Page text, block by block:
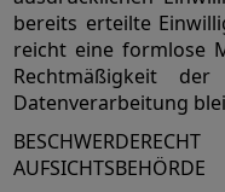
bereits erteilte
reicht eine formlose
Rechtmäßigkeit
Datenverarbeitung
AUFSICHTSBEHÖRDE